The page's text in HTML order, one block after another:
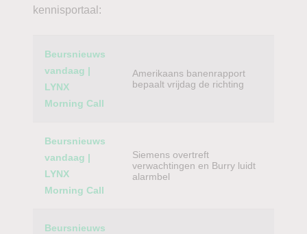
kennisportaal:
Category
Beursnieuws
vandaag |
LYNX
Morning Call
Amerikaans banenrapport
bepaalt vrijdag de richting
Beursnieuws
vandaag |
LYNX
Morning Call
Siemens overtreft
verwachtingen en Burry luidt
alarmbel
Beursnieuws